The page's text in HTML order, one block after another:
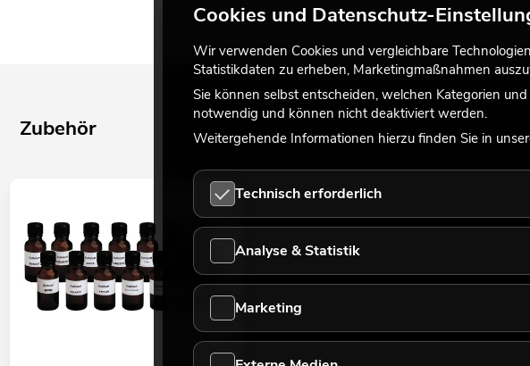
Zubehör
Cookies und Datenschutz-
Wir verwenden Cookies und vergleichbare
Statistikdaten zu erheben, Marketingmaßnahmen
Sie können selbst entscheiden, welchen Kategorien
notwendig und können nicht deaktiviert werden.
Weitergehende Informationen hierzu finden Sie in
Technisch erforderlich
Analyse & Statistik
Marketing